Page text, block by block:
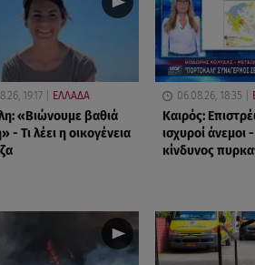
19:17 ΕΛΛΑΔΑ
«Βιώνουμε βαθιά
- Τι λέει η οικογένεια
06.08.26, 18:35
Καιρός:
ισχυροί άνεμοι
κίνδυνος